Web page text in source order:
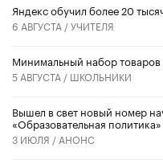
​Яндекс обучил более 20
6 АВГУСТА /УЧИТЕЛЯ
Минимальный набор
5 АВГУСТА / ШКОЛЬНИКИ
Вышел в свет новый номер
«Образовательная
3 ИЮЛЯ / АНОНС